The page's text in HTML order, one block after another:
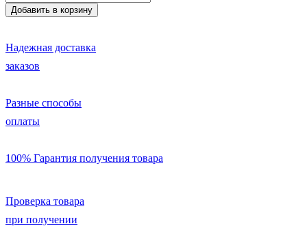
Надежная доставка
заказов
Разные способы
оплаты
100% Гарантия получения товара
Проверка товара
при получении